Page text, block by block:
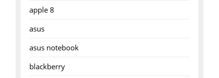
apple 8
asus
asus notebook
blackberry